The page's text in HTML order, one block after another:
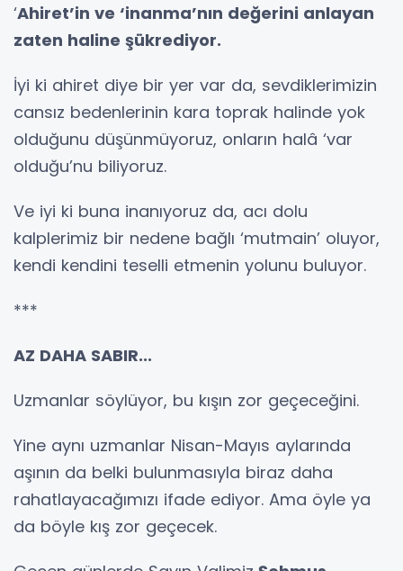
‘Ahiret’in ve ‘inanma’nın değerini anlayan
zaten haline şükrediyor.
İyi ki ahiret diye bir yer var da, sevdiklerimizin
cansız bedenlerinin kara toprak halinde yok
olduğunu düşünmüyoruz, onların halâ ‘var
olduğu’nu biliyoruz.
Ve iyi ki buna inanıyoruz da, acı dolu
kalplerimiz bir nedene bağlı ‘mutmain’ oluyor,
kendi kendini teselli etmenin yolunu buluyor.
***
AZ DAHA SABIR...
Uzmanlar söylüyor, bu kışın zor geçeceğini.
Yine aynı uzmanlar Nisan-Mayıs aylarında
aşının da belki bulunmasıyla biraz daha
rahatlayacağımızı ifade ediyor. Ama öyle ya
da böyle kış zor geçecek.